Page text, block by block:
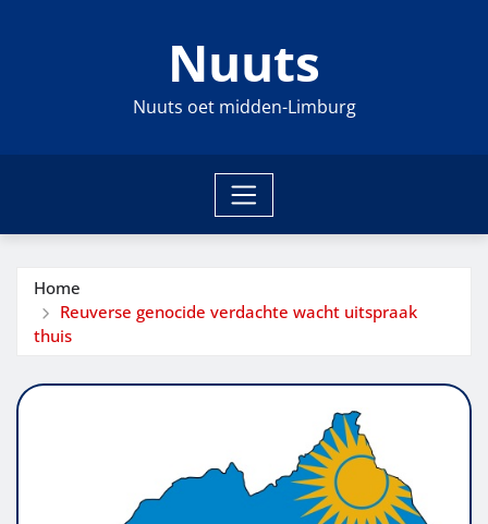
Nuuts
Nuuts oet midden-Limburg
Home
Reuverse genocide verdachte wacht uitspraak
thuis